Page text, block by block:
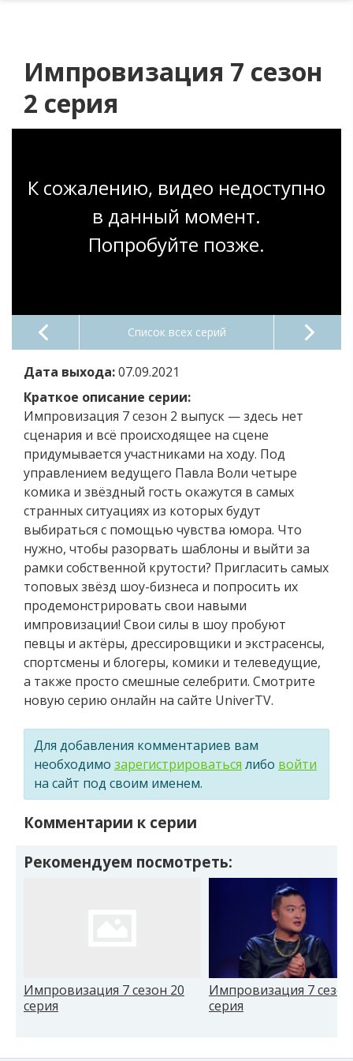
Импровизация 7 сезон
2 серия
К сожалению, видео недоступно
в данный момент.
Попробуйте позже.
Список всех серий
Дата выхода:07.09.2021
Краткое описание серии:
Импровизация 7 сезон 2 выпуск — здесь нет
сценария и всё происходящее на сцене
придумывается участниками на ходу. Под
управлением ведущего Павла Воли четыре
комика и звёздный гость окажутся в самых
странных ситуациях из которых будут
выбираться с помощью чувства юмора. Что
нужно, чтобы разорвать шаблоны и выйти за
рамки собственной крутости? Пригласить самых
топовых звёзд шоу-бизнеса и попросить их
продемонстрировать свои навыми
импровизации! Свои силы в шоу пробуют
певцы и актёры, дрессировщики и экстрасенсы,
спортсмены и блогеры, комики и телеведущие,
а также просто смешные селебрити. Смотрите
новую серию онлайн на сайте UniverTV.
Для добавления комментариев вам
необходимо зарегистрироваться либо войти
на сайт под своим именем.
Комментарии к серии
Рекомендуем посмотреть:
Импровизация 7 сезон 20
серия
Импровизация 7
серия